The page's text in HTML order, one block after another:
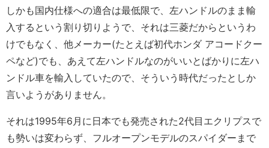
しかも国内仕様への適合は最低限で、左ハンドルのまま輸
入するという割り切りようで、それは三菱だからというわ
けでもなく、他メーカー(たとえば初代ホンダ アコードクー
ペなど)でも、あえて左ハンドルなのがいいとばかりに左ハ
ンドル車を輸入していたので、そういう時代だったとしか
言いようがありません。
それは1995年6月に日本でも発売された2代目エクリプスで
も勢いは変わらず、フルオープンモデルのスパイダーまで